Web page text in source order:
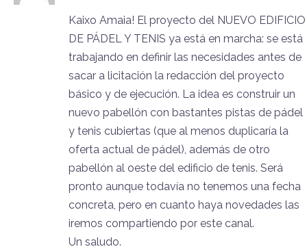
Kaixo Amaia! El proyecto del NUEVO EDIFICIO
DE PÁDEL Y TENIS ya está en marcha: se está
trabajando en definir las necesidades antes de
sacar a licitación la redacción del proyecto
básico y de ejecución. La idea es construir un
nuevo pabellón con bastantes pistas de pádel
y tenis cubiertas (que al menos duplicaría la
oferta actual de pádel), además de otro
pabellón al oeste del edificio de tenis. Será
pronto aunque todavía no tenemos una fecha
concreta, pero en cuanto haya novedades las
iremos compartiendo por este canal.
Un saludo.